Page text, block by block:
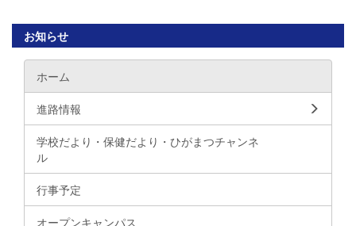
お知らせ
ホーム
進路情報
学校だより・保健だより・ひがまつチャンネ
ル
行事予定
オープンキャンパス